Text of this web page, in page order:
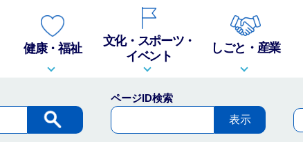
健康・福祉
文化・スポーツ・
イベント
しごと・産業
ページID検索